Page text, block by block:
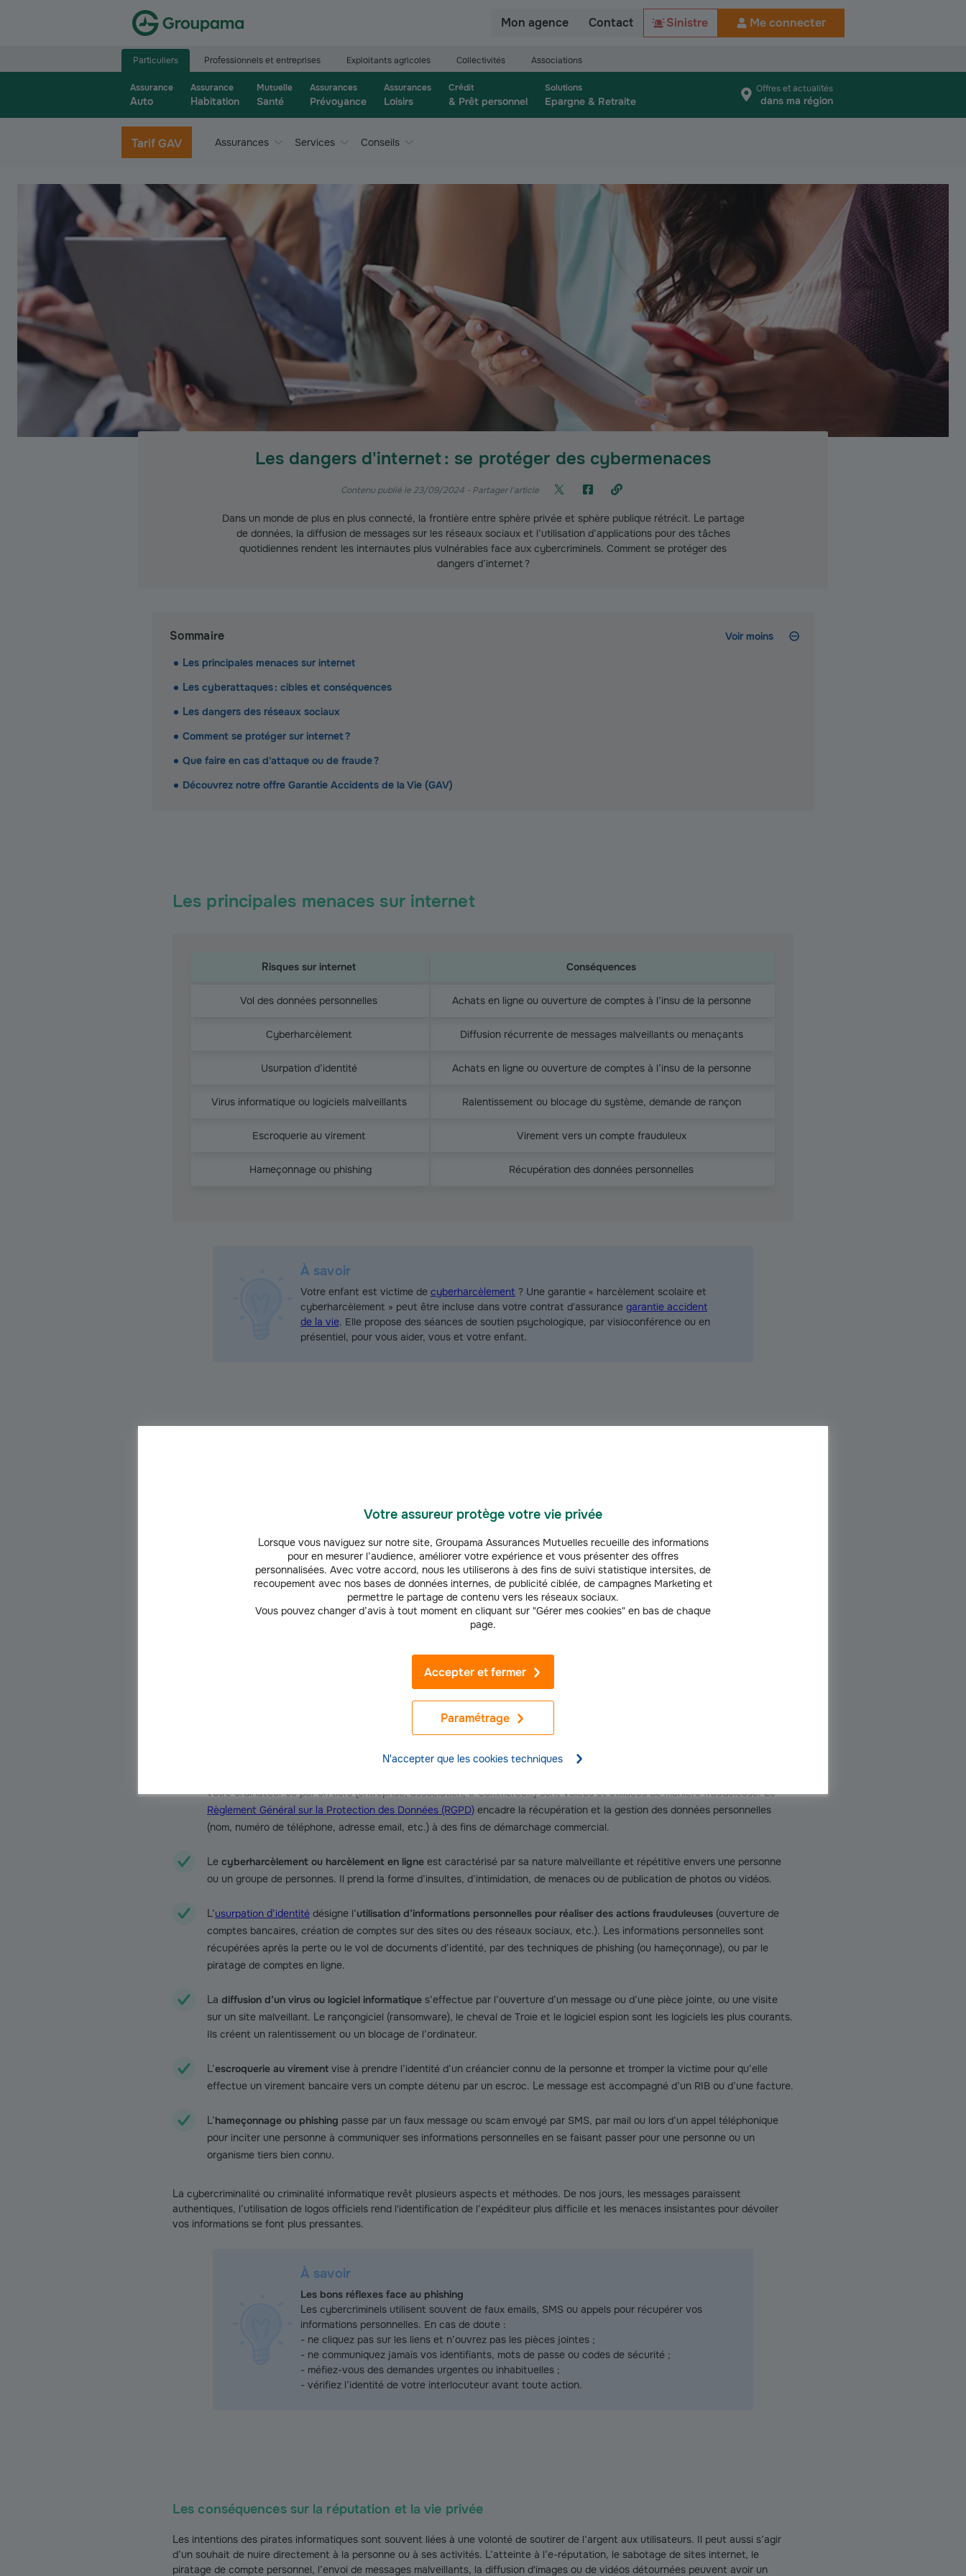
Votre assureur protège votre vie privée
Lorsque vous naviguez sur notre site, Groupama Assurances Mutuelles recueille des informations
pour en mesurer l’audience, améliorer votre expérience et vous présenter des offres
personnalisées. Avec votre accord, nous les utiliserons à des fins de suivi statistique intersites, de
recoupement avec nos bases de données internes, de publicité ciblée, de campagnes Marketing et
permettre le partage de contenu vers les réseaux sociaux.
Vous pouvez changer d’avis à tout moment en cliquant sur "Gérer mes cookies" en bas de chaque
page.
Paramétrage
Accepter et fermer
N'accepter que les cookies techniques
Mon agence Contact Sinistre Me connecter
Particuliers Professionnels et entreprises Exploitants agricoles Collectivités Associations
Assurance
Auto
Assurance
Habitation
Mutuelle
Santé
Assurances
Prévoyance
Assurances
Loisirs
Crédit
& Prêt personnel
Solutions
Epargne & Retraite
Offres et actualités
dans ma région
Tarif GAV Assurances Services Conseils
Les dangers d'internet : se protéger des cybermenaces
Contenu publié le 23/09/2024 - Partager l'article
Dans un monde de plus en plus connecté, la frontière entre sphère privée et sphère publique rétrécit. Le partage
de données, la diffusion de messages sur les réseaux sociaux et l’utilisation d’applications pour des tâches
quotidiennes rendent les internautes plus vulnérables face aux cybercriminels. Comment se protéger des
dangers d’internet ?
Sommaire Voir moins
Les principales menaces sur internet
Les cyberattaques : cibles et conséquences
Les dangers des réseaux sociaux
Comment se protéger sur internet ?
Que faire en cas d'attaque ou de fraude ?
Découvrez notre offre Garantie Accidents de la Vie (GAV)
Les principales menaces sur internet
Risques sur internet Conséquences
Vol des données personnelles Achats en ligne ou ouverture de comptes à l’insu de la personne
Cyberharcèlement Diffusion récurrente de messages malveillants ou menaçants
Usurpation d’identité Achats en ligne ou ouverture de comptes à l’insu de la personne
Virus informatique ou logiciels malveillants Ralentissement ou blocage du système, demande de rançon
Escroquerie au virement Virement vers un compte frauduleux
Hameçonnage ou phishing Récupération des données personnelles
À savoir
Votre enfant est victime de cyberharcèlement ? Une garantie « harcèlement scolaire et
cyberharcèlement » peut être incluse dans votre contrat d'assurance garantie accident
de la vie. Elle propose des séances de soutien psychologique, par visioconférence ou en
présentiel, pour vous aider, vous et votre enfant.
ou de supprimer des données. La cybercriminalité utilise des techniques de plus en plus performantes et peut causer de sérieux
Les principales cibles des cyberattaques
entreprises privées et les organismes publics détenant de nombreux fichiers d’information sont les principales cibles des
attaques. Les conséquences impactent le fonctionnement de la structure elle-même et toutes les personnes qui lui sont liées
sont ainsi également touchées puisque leurs données personnelles sont
À titre privé, les cyberattaques peuvent concerner toute personne utilisant un ordinateur, une tablette ou un téléphone portable
votre ordinateur ou par un tiers (entreprise, association, e-commerce…) sont volées et utilisées de manière frauduleuse. Le
Règlement Général sur la Protection des Données (RGPD) encadre la récupération et la gestion des données personnelles
(nom, numéro de téléphone, adresse email, etc.) à des fins de démarchage commercial.
Le cyberharcèlement ou harcèlement en ligne est caractérisé par sa nature malveillante et répétitive envers une personne
ou un groupe de personnes. Il prend la forme d’insultes, d’intimidation, de menaces ou de publication de photos ou vidéos.
L’usurpation d’identité désigne l’utilisation d’informations personnelles pour réaliser des actions frauduleuses (ouverture de
comptes bancaires, création de comptes sur des sites ou des réseaux sociaux, etc.). Les informations personnelles sont
récupérées après la perte ou le vol de documents d’identité, par des techniques de phishing (ou hameçonnage), ou par le
piratage de comptes en ligne.
La diffusion d’un virus ou logiciel informatique s’effectue par l’ouverture d’un message ou d’une pièce jointe, ou une visite
sur un site malveillant. Le rançongiciel (ransomware), le cheval de Troie et le logiciel espion sont les logiciels les plus courants.
Ils créent un ralentissement ou un blocage de l’ordinateur.
L’escroquerie au virement vise à prendre l’identité d’un créancier connu de la personne et tromper la victime pour qu’elle
effectue un virement bancaire vers un compte détenu par un escroc. Le message est accompagné d’un RIB ou d’une facture.
L’hameçonnage ou phishing passe par un faux message ou scam envoyé par SMS, par mail ou lors d’un appel téléphonique
pour inciter une personne à communiquer ses informations personnelles en se faisant passer pour une personne ou un
organisme tiers bien connu.
La cybercriminalité ou criminalité informatique revêt plusieurs aspects et méthodes. De nos jours, les messages paraissent
authentiques, l’utilisation de logos officiels rend l'identification de l’expéditeur plus difficile et les menaces insistantes pour dévoiler
vos informations se font plus pressantes.
À savoir
Les bons réflexes face au phishing
Les cybercriminels utilisent souvent de faux emails, SMS ou appels pour récupérer vos
informations personnelles. En cas de doute :
- ne cliquez pas sur les liens et n’ouvrez pas les pièces jointes ;
- ne communiquez jamais vos identifiants, mots de passe ou codes de sécurité ;
- méfiez-vous des demandes urgentes ou inhabituelles ;
- vérifiez l’identité de votre interlocuteur avant toute action.
Les conséquences sur la réputation et la vie privée
Les intentions des pirates informatiques sont souvent liées à une volonté de soutirer de l’argent aux utilisateurs. Il peut aussi s’agir
d’un souhait de nuire directement à la personne ou à ses activités. L’atteinte à l’e-réputation, le sabotage de sites internet, le
piratage de compte personnel, l’envoi de messages malveillants, la diffusion d'images ou de vidéos détournées peuvent avoir un